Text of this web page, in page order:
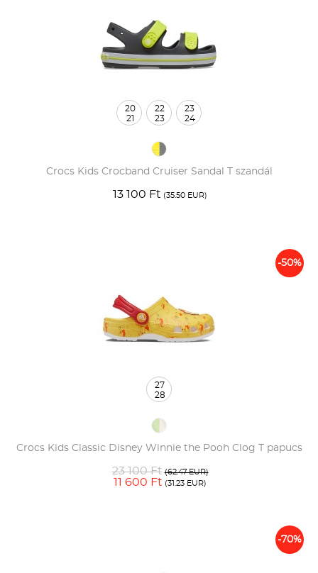
Crocs Kids Crocband Cruiser Sandal T szandál
13 100 Ft (35.50 EUR)
20
21
22
23
23
24
-50%
Crocs Kids Classic Disney Winnie the Pooh Clog T papucs
23 100 Ft (62.47 EUR)
11 600 Ft (31.23 EUR)
27
28
-70%